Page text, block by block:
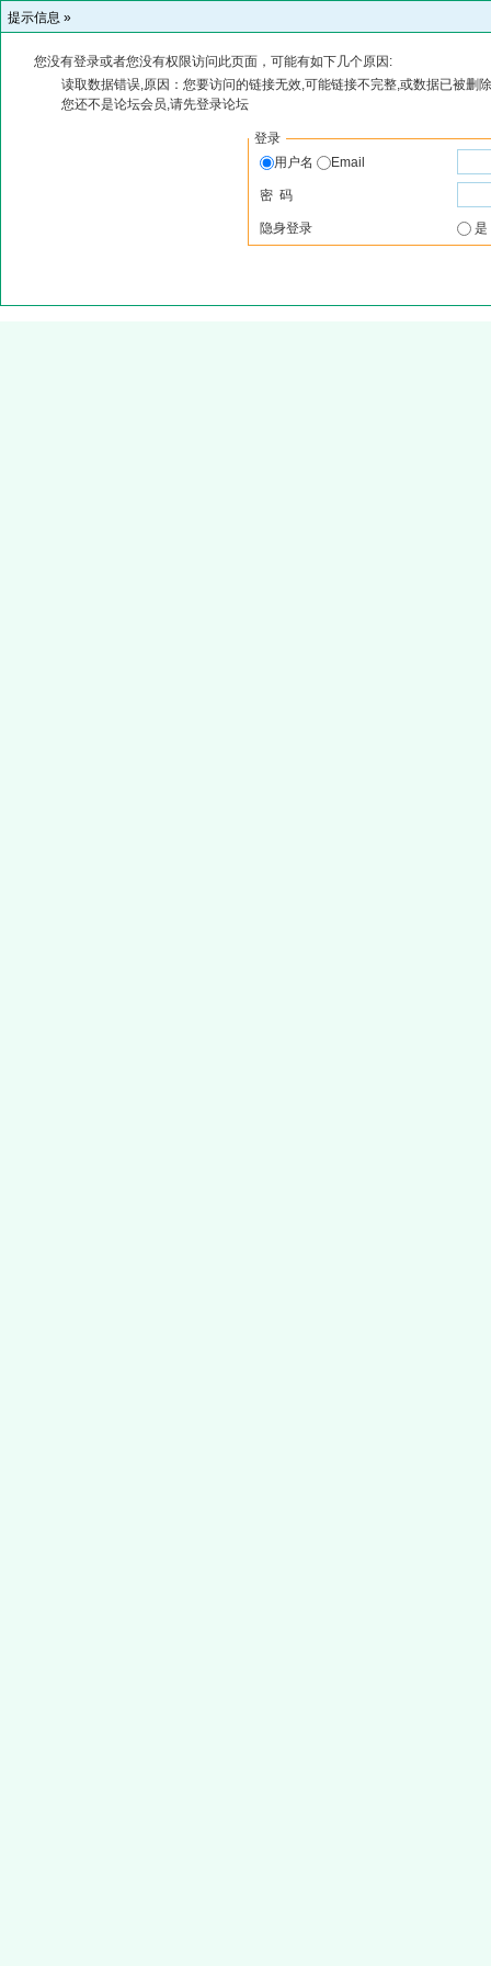
提示信息 »
您没有登录或者您没有权限访问此页面，可能有如下几个原因:
读取数据错误,原因：您要访问的链接无效,可能链接不完整,或数据已被删
您还不是论坛会员,请先登录论坛
登录
用户名
Email
密 码
隐身登录